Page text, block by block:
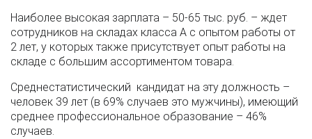
Наиболее высокая зарплата – 50-65 тыс. руб. – ждет
сотрудников на складах класса А с опытом работы от
2 лет, у которых также присутствует опыт работы на
складе с большим ассортиментом товара.
Среднестатистический кандидат на эту должность –
человек 39 лет (в 69% случаев это мужчины), имеющий
среднее профессиональное образование – 46%
случаев.